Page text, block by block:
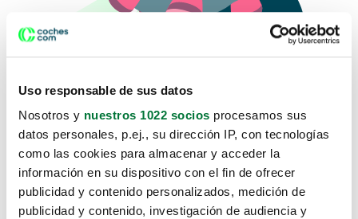
Uso responsable de sus datos
Nosotros y nuestros 1022 socios procesamos sus
datos personales, p.ej., su dirección IP, con tecnologías
como las cookies para almacenar y acceder la
información en su dispositivo con el fin de ofrecer
publicidad y contenido personalizados, medición de
publicidad y contenido, investigación de audiencia y
Lo sentimos, no sabemos como
te hemos traido hasta aquí.